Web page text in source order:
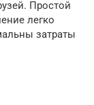
Простой
легко
затраты